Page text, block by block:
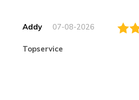
Addy 07-08-2026
topservice